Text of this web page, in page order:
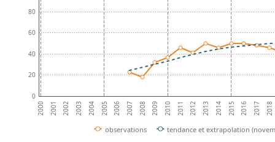
2000 2001 2002 2003 2004 2005 2006 2007 2008 2009 2010 2011 2012 2013 2014 2015 2016 2017 2018
0
20
40
60
80
observations tendance et extrapolation